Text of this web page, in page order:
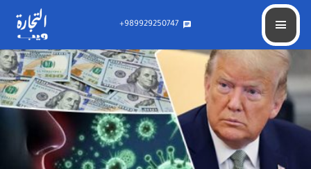
chat
989929250747+
اقتصاد أميركا أمام انكماش تاريخي في الربع الثاني من 2020